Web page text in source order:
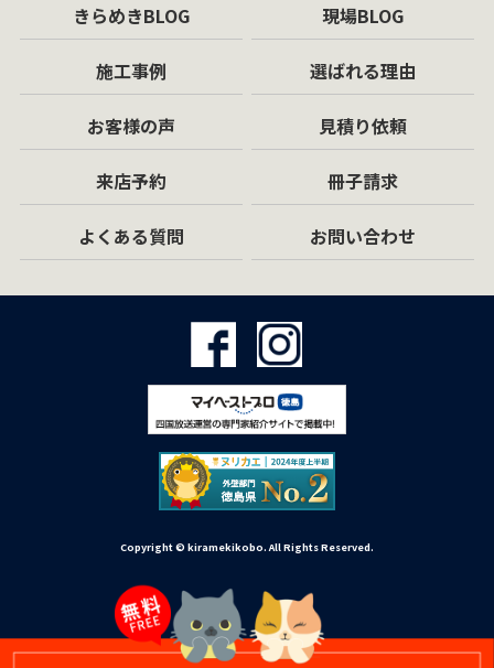
きらめきBLOG 現場BLOG
施工事例 選ばれる理由
お客様の声 見積り依頼
来店予約 冊子請求
よくある質問 お問い合わせ
Copyright © kiramekikobo. All Rights Reserved.